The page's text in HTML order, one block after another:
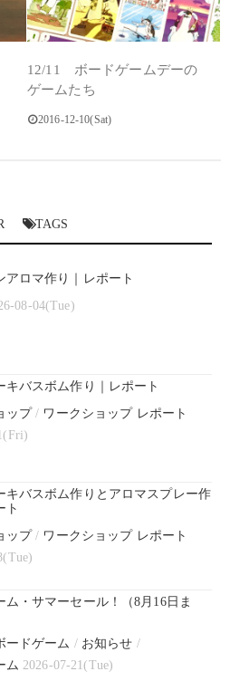
12/11 ボードゲームデーの
ゲームたち
2016-12-10(Sat)
TAGS
アロマ作り｜レポート
08-04(Tue)
キバスボム作り｜レポート
ップ/ ワークショップ レポート
キバスボム作りとアロマスプレー作
ト
ップ/ ワークショップ レポート
ム・サマーセール！（8月16日ま
ードゲーム / お知らせ /
ム 2026-07-21(Tue)